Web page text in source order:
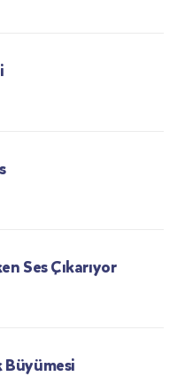
Ses Çıkarıyor
Büyümesi